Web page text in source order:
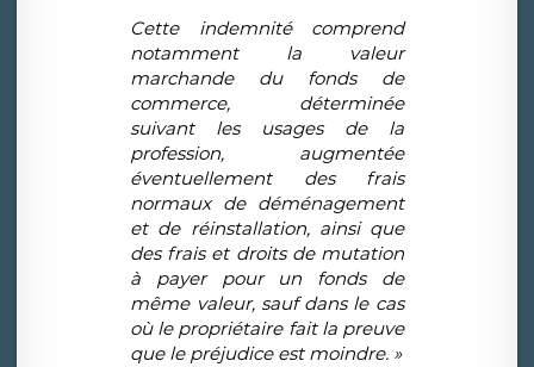
Cette indemnité comprend
notamment la valeur
marchande du fonds de
commerce, déterminée
suivant les usages de la
profession, augmentée
éventuellement des frais
normaux de déménagement
et de réinstallation, ainsi que
des frais et droits de mutation
à payer pour un fonds de
même valeur, sauf dans le cas
où le propriétaire fait la preuve
que le préjudice est moindre. »